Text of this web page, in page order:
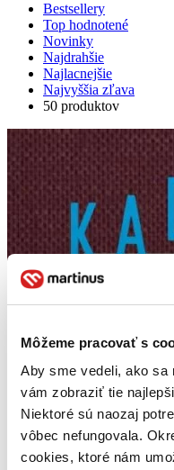
Môžeme pracovať s
Aby sme vedeli, ako sa
vám zobraziť tie
Niektoré sú naozaj
vôbec nefungovala.
cookies, ktoré nám
Bestsellery
Top hodnotené
Novinky
Najdrahšie
Najlacnejšie
Najvyššia zľava
50 produktov